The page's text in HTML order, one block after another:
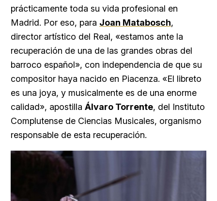
prácticamente toda su vida profesional en
Madrid. Por eso, para Joan Matabosch,
director artístico del Real, «estamos ante la
recuperación de una de las grandes obras del
barroco español», con independencia de que su
compositor haya nacido en Piacenza. «El libreto
es una joya, y musicalmente es de una enorme
calidad», apostilla Álvaro Torrente, del Instituto
Complutense de Ciencias Musicales, organismo
responsable de esta recuperación.